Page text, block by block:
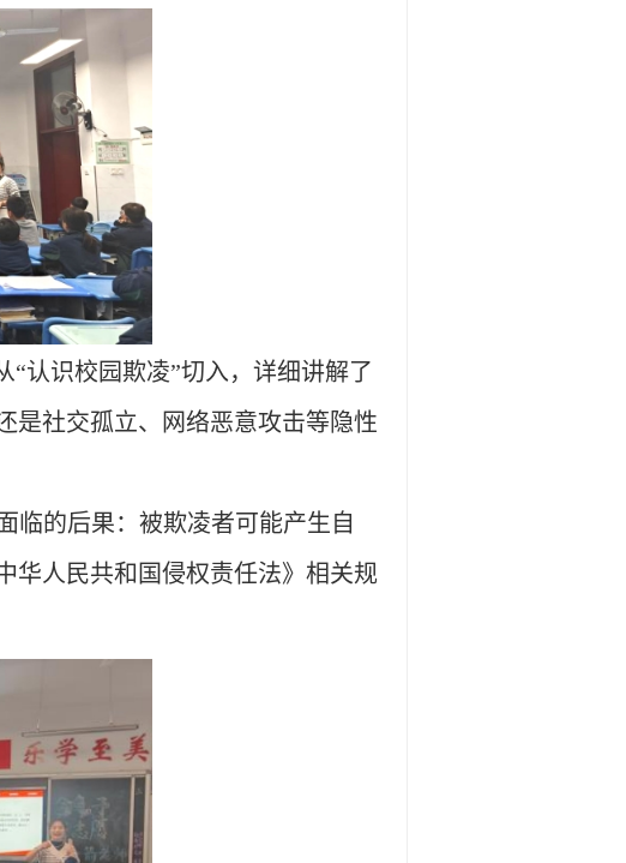
认识校园欺凌”切入，详细讲解了
是社交孤立、网络恶意攻击等隐性
临的后果：被欺凌者可能产生自
华人民共和国侵权责任法》相关规